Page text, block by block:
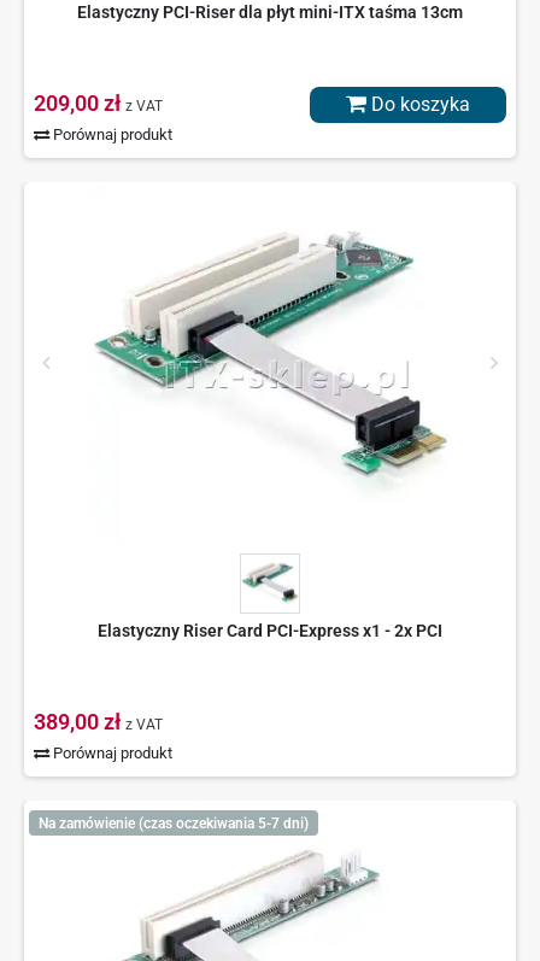
Elastyczny PCI-Riser dla płyt mini-ITX taśma 13cm
209,00 zł z VAT
Porównaj produkt
Do koszyka
Elastyczny Riser Card PCI-Express x1 - 2x PCI
389,00 zł z VAT
Porównaj produkt
Na zamówienie (czas oczekiwania 5-7 dni)